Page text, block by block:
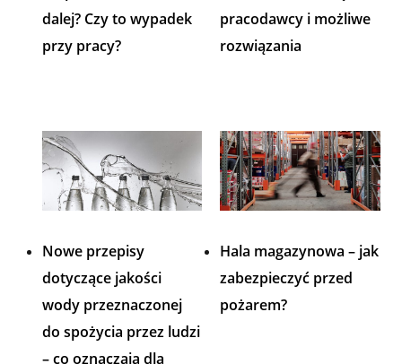
dalej? Czy to wypadek
przy pracy?
pracodawcy i możliwe
rozwiązania
Nowe przepisy
dotyczące jakości
wody przeznaczonej
do spożycia przez ludzi
– co oznaczają dla
Hala magazynowa – jak
zabezpieczyć przed
pożarem?